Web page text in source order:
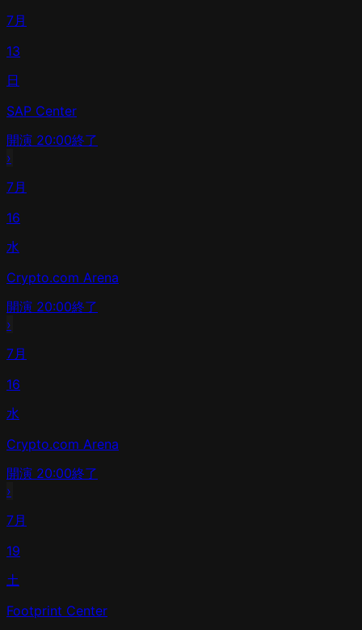
7月
13
日
SAP Center
開演 20:00終了
›
7月
16
水
Crypto.com Arena
開演 20:00終了
›
7月
16
水
Crypto.com Arena
開演 20:00終了
›
7月
19
土
Footprint Center